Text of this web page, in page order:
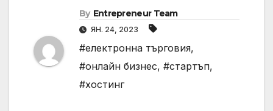
By Entrepreneur Team
ЯН. 24, 2023
#електронна търговия,
#онлайн бизнес, #стартъп,
#хостинг